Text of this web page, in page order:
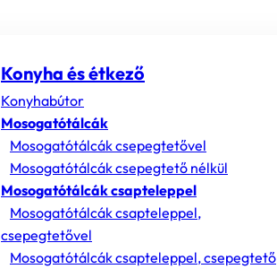
Konyha és étkező
Konyhabútor
Mosogatótálcák
Mosogatótálcák csepegtetővel
Mosogatótálcák csepegtető nélkül
Mosogatótálcák csapteleppel
Mosogatótálcák csapteleppel,
csepegtetővel
Mosogatótálcák csapteleppel, csepegtető